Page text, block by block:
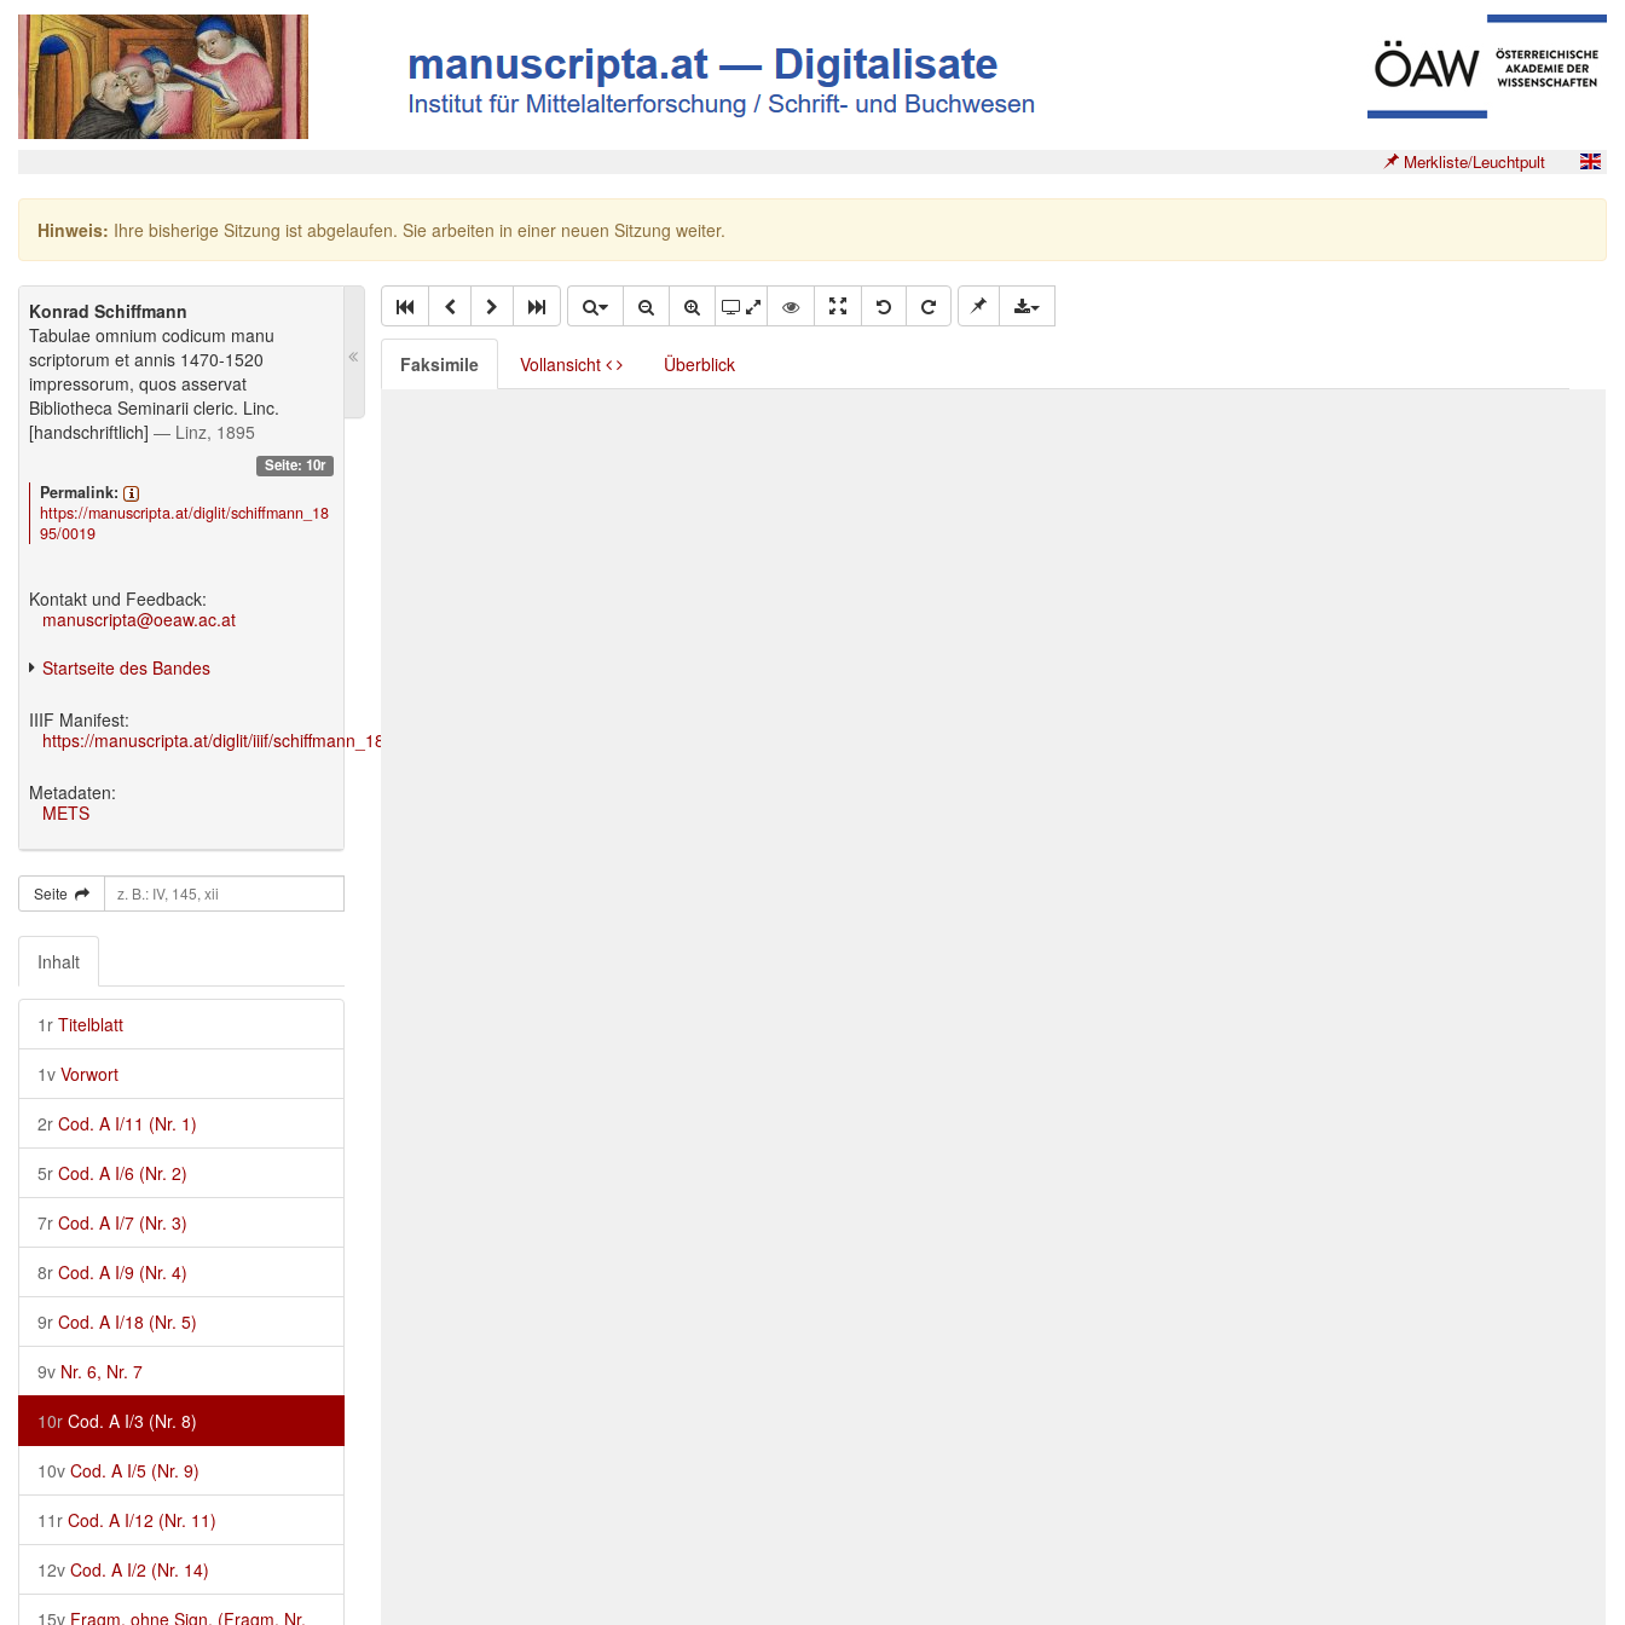
Merkliste/Leuchtpult
Hinweis: Ihre bisherige Sitzung ist abgelaufen. Sie arbeiten in einer neuen Sitzung weiter.
Konrad Schiffmann
Tabulae omnium codicum manu
scriptorum et annis 1470-1520
impressorum, quos asservat
Bibliotheca Seminarii cleric. Linc.
[handschriftlich] — Linz, 1895
Seite: 10r
Permalink:
https://manuscripta.at/diglit/schiffmann_18
95/0019
Kontakt und Feedback:
manuscripta@oeaw.ac.at
Startseite des Bandes
IIIF Manifest:
https://manuscripta.at/diglit/iiif/schiffmann_1895/manifest.json
Metadaten:
METS
Seite
Inhalt
1r Titelblatt
1v Vorwort
2r Cod. A I/11 (Nr. 1)
5r Cod. A I/6 (Nr. 2)
7r Cod. A I/7 (Nr. 3)
8r Cod. A I/9 (Nr. 4)
9r Cod. A I/18 (Nr. 5)
9v Nr. 6, Nr. 7
10r Cod. A I/3 (Nr. 8)
10v Cod. A I/5 (Nr. 9)
11r Cod. A I/12 (Nr. 11)
12v Cod. A I/2 (Nr. 14)
15v Fragm. ohne Sign. (Fragm. Nr.
Faksimile Vollansicht Überblick